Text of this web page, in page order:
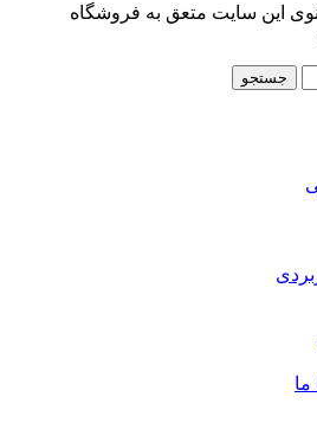
این سایت متعق به فروشگاه
جستجو
ما